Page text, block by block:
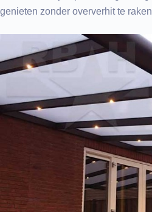
genieten zonder oververhit te